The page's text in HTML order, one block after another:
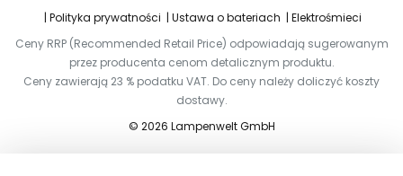
Polityka prywatności
Ustawa o bateriach
Elektrośmieci
Ceny RRP (Recommended Retail Price) odpowiadają sugerowanym
przez producenta cenom detalicznym produktu.
Ceny zawierają 23 % podatku VAT. Do ceny należy doliczyć koszty
dostawy.
© 2026 Lampenwelt GmbH